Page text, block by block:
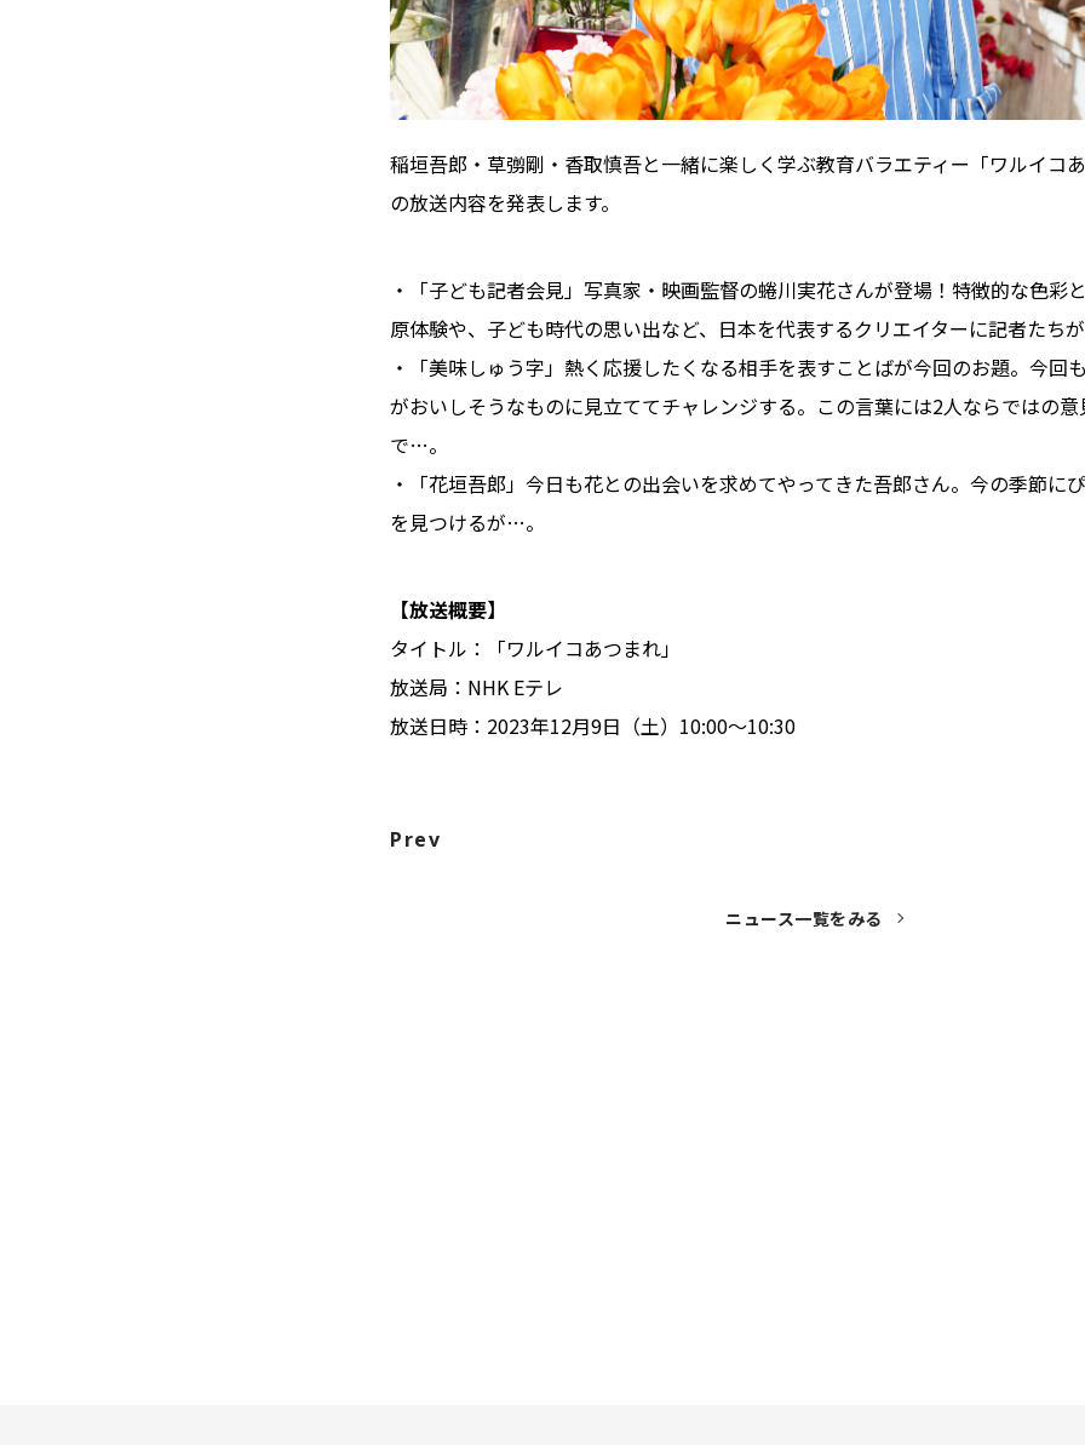
稲垣吾郎・草彅剛・香取慎吾と一緒に楽しく学ぶ教育バラエティー「ワルイコ
の放送内容を発表します。
・「子ども記者会見」写真家・映画監督の蜷川実花さんが登場！特徴的な色彩
原体験や、子ども時代の思い出など、日本を代表するクリエイターに記者たち
・「美味しゅう字」熱く応援したくなる相手を表すことばが今回のお題。今回
がおいしそうなものに見立ててチャレンジする。この言葉には2人ならではの
で…。
・「花垣吾郎」今日も花との出会いを求めてやってきた吾郎さん。今の季節に
を見つけるが…。
【放送概要】
タイトル：「ワルイコあつまれ」
放送局：NHK Eテレ
放送日時：2023年12月9日（土）10:00～10:30
Prev
ニュース一覧をみる